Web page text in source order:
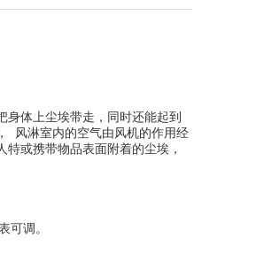
体上尘埃带走，同时还能起到
风淋室内的空气由风机的作用经
或携带物品表面附着的尘埃，
可调。